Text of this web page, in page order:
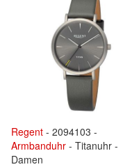
Regent - 2094103 -
Armbanduhr - Titanuhr -
Damen